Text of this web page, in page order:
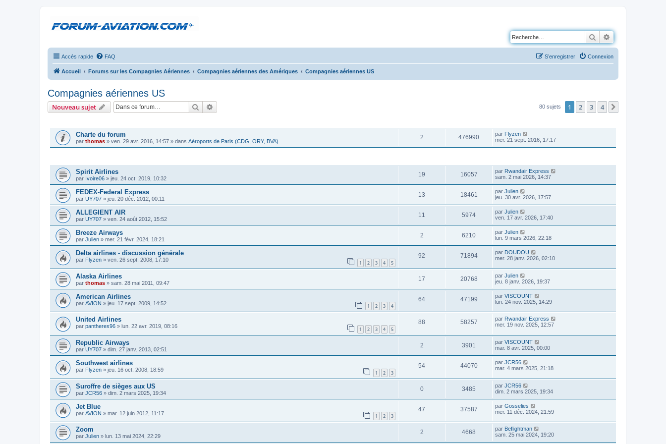
Rechercher
Accès rapide FAQ Connexion
S’enregistrer
Accueil Forums sur les Compagnies Aériennes Compagnies aériennes des Amériques Compagnies aériennes US
Compagnies aériennes US
Nouveau sujet Rechercher 80 sujets 1 2 3 4
Charte du forum
par thomas » ven. 29 avr. 2016, 14:57 » dans Aéroports de Paris (CDG, ORY, BVA)
2 476990 par Flyzen
mer. 21 sept. 2016, 17:17
Spirit Airlines
par Ivoire06 » jeu. 24 oct. 2019, 10:32
19 16057 par Rwandair Express
sam. 2 mai 2026, 14:37
FEDEX-Federal Express
par UY707 » jeu. 20 déc. 2012, 00:11
13 18461 par Julien
jeu. 30 avr. 2026, 17:57
ALLEGIENT AIR
par UY707 » ven. 24 août 2012, 15:52
11 5974 par Julien
ven. 17 avr. 2026, 17:40
Breeze Airways
par Julien » mer. 21 févr. 2024, 18:21
2 6210 par Julien
lun. 9 mars 2026, 22:18
Delta airlines - discussion générale
par Flyzen » ven. 26 sept. 2008, 17:10 1 2 3 4 5
92 71894 par DOUDOU
mer. 28 janv. 2026, 02:10
Alaska Airlines
par thomas » sam. 28 mai 2011, 09:47
17 20768 par Julien
jeu. 8 janv. 2026, 19:37
American Airlines
par AVION » jeu. 17 sept. 2009, 14:52 1 2 3 4
64 47199 par VISCOUNT
lun. 24 nov. 2025, 14:29
United Airlines
par pantheres96 » lun. 22 avr. 2019, 08:16 1 2 3 4 5
88 58257 par Rwandair Express
mer. 19 nov. 2025, 12:57
Republic Airways
par UY707 » dim. 27 janv. 2013, 02:51
2 3901 par VISCOUNT
mar. 8 avr. 2025, 00:00
Southwest airlines
par Flyzen » jeu. 16 oct. 2008, 18:59 1 2 3
54 44070 par JCR56
mar. 4 mars 2025, 21:18
Suroffre de sièges aux US
par JCR56 » dim. 2 mars 2025, 19:34
0 3485 par JCR56
dim. 2 mars 2025, 19:34
Jet Blue
par AVION » mar. 12 juin 2012, 11:17 1 2 3
47 37587 par Gosselies
mer. 11 déc. 2024, 21:59
Zoom
par Julien » lun. 13 mai 2024, 22:29
2 4668 par Beflightman
sam. 25 mai 2024, 19:20